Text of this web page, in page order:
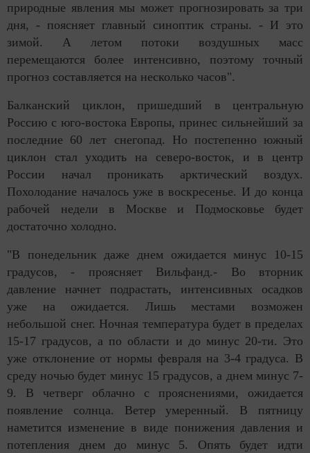
природные явления мы может прогнозировать за три
дня, - поясняет главный синоптик страны. - И это
зимой. А летом потоки воздушных масс
перемещаются более интенсивно, поэтому точный
прогноз составляется на несколько часов".
Балканский циклон, пришедший в центральную
Россию с юго-востока Европы, принес сильнейший за
последние 60 лет снегопад. Но постепенно южный
циклон стал уходить на северо-восток, и в центр
России начал проникать арктический воздух.
Похолодание началось уже в воскресенье. И до конца
рабочей недели в Москве и Подмосковье будет
достаточно холодно.
"В понедельник даже днем ожидается минус 10-15
градусов, - проясняет Вильфанд.- Во вторник
давление начнет подрастать, интенсивных осадков
уже на ожидается. Лишь местами возможен
небольшой снег. Ночная температура будет в пределах
15-17 градусов, а по области и до минус 20-ти. Это
уже отклонение от нормы февраля на 3-4 градуса. В
среду ночью будет минус 15 градусов, а днем минус 7-
9. В четверг облачно с прояснениями, ожидается
появление солнца. Ветер умеренный. В пятницу
наметится изменение в виде понижения давления и
потепления днем до минус 5. Опять будет идти